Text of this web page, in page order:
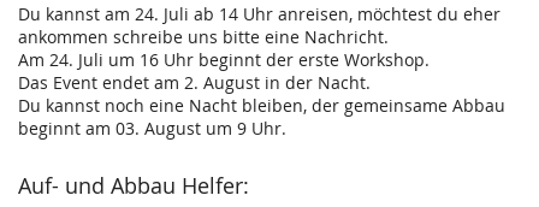
Du kannst am 24. Juli ab 14 Uhr anreisen, möchtest du eher
ankommen schreibe uns bitte eine Nachricht.
Am 24. Juli um 16 Uhr beginnt der erste Workshop.
Das Event endet am 2. August in der Nacht.
Du kannst noch eine Nacht bleiben, der gemeinsame Abbau
beginnt am 03. August um 9 Uhr.
Auf- und Abbau Helfer: